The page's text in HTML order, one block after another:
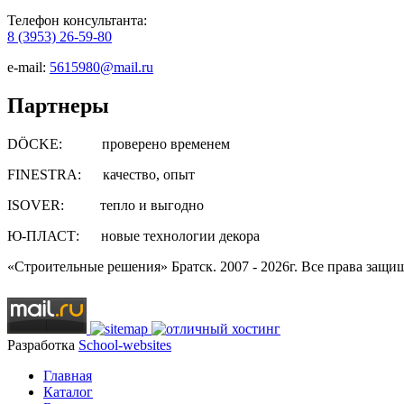
Телефон консультанта:
8 (3953) 26-59-80
e-mail: 5615980@mail.ru
Партнеры
DÖCKE: проверено временем
FINESTRA: качество, опыт
ISOVER: тепло и выгодно
Ю-ПЛАСТ: новые технологии декора
«Строительные решения» Братск. 2007 - 2026г. Все права
Разработка School-websites
Главная
Каталог